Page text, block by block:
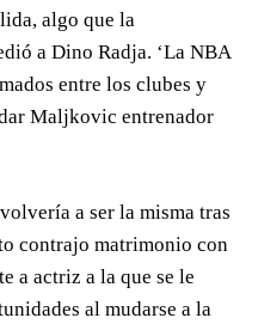
algo que la
a Dino Radja. ‘La NBA
entre los clubes y
Maljkovic entrenador
a ser la misma tras
contrajo matrimonio con
a actriz a la que se le
al mudarse a la